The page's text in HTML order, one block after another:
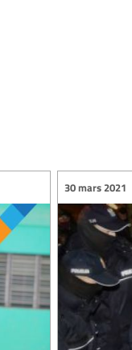
30 mars 2021